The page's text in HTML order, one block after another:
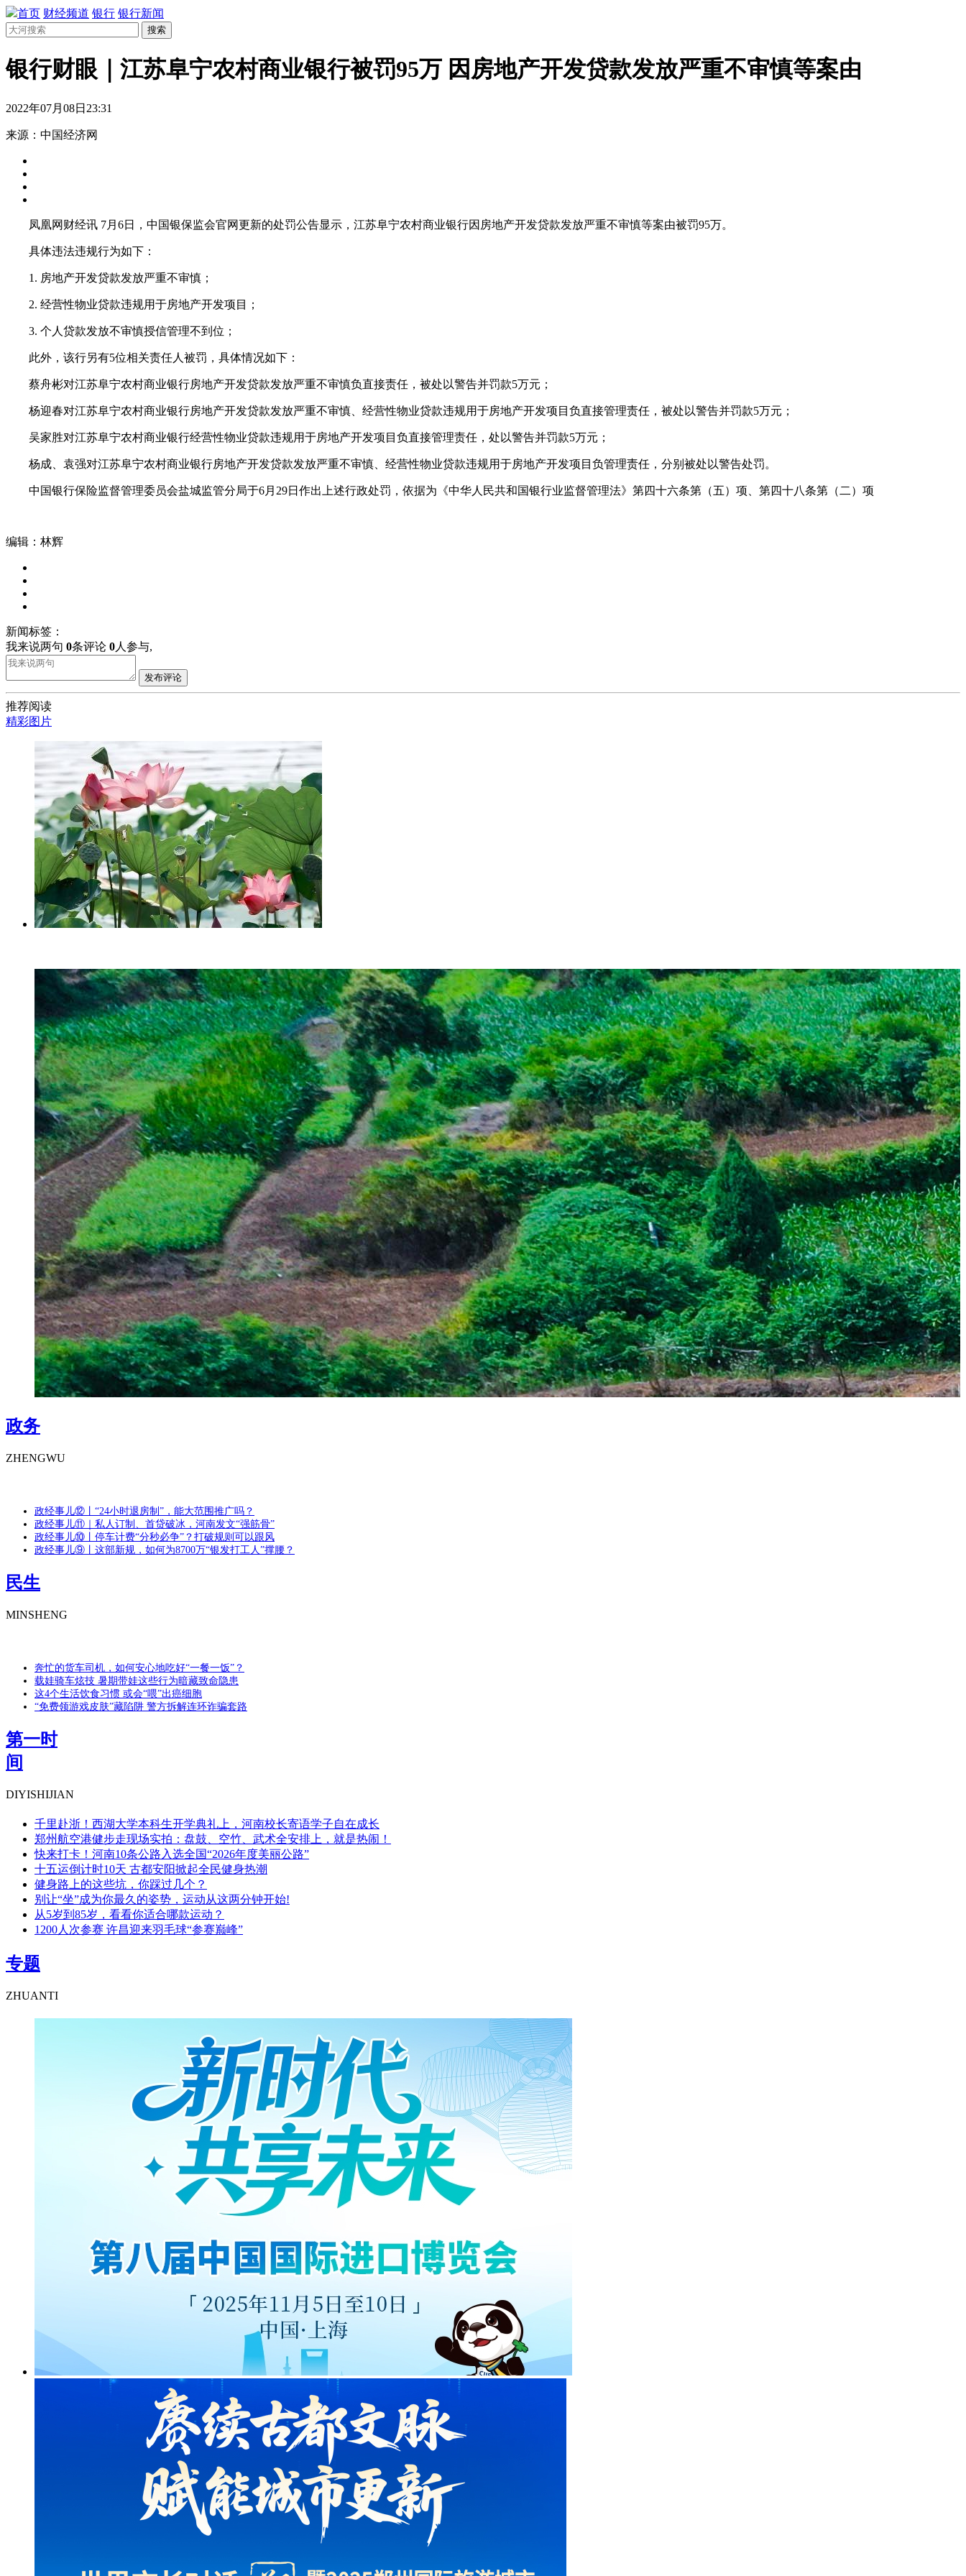
首页 财经频道 银行 银行新闻
搜索
银行财眼｜江苏阜宁农村商业银行被罚95万 因房地产开发贷款发放严重不审慎等案由
2022年07月08日23:31
来源：中国经济网
凤凰网财经讯 7月6日，中国银保监会官网更新的处罚公告显示，江苏阜宁农村商业银行因房地产开发贷款发放严重不审慎等案由被罚95万。
具体违法违规行为如下：
1. 房地产开发贷款发放严重不审慎；
2. 经营性物业贷款违规用于房地产开发项目；
3. 个人贷款发放不审慎授信管理不到位；
此外，该行另有5位相关责任人被罚，具体情况如下：
蔡舟彬对江苏阜宁农村商业银行房地产开发贷款发放严重不审慎负直接责任，被处以警告并罚款5万元；
杨迎春对江苏阜宁农村商业银行房地产开发贷款发放严重不审慎、经营性物业贷款违规用于房地产开发项目负直接管理责任，被处以警告并罚款5万元；
吴家胜对江苏阜宁农村商业银行经营性物业贷款违规用于房地产开发项目负直接管理责任，处以警告并罚款5万元；
杨成、袁强对江苏阜宁农村商业银行房地产开发贷款发放严重不审慎、经营性物业贷款违规用于房地产开发项目负管理责任，分别被处以警告处罚。
中国银行保险监督管理委员会盐城监管分局于6月29日作出上述行政处罚，依据为《中华人民共和国银行业监督管理法》第四十六条第（五）项、第四十八条第（二）项
编辑：林辉
新闻标签：
我来说两句 0条评论 0人参与,
发布评论
推荐阅读